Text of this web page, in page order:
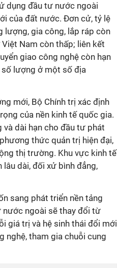
dụng đầu tư nước ngoài
của đất nước. Đơn cử, tỷ lệ
lượng, gia công, lắp ráp còn
Nam còn thấp; liên kết
giao công nghệ còn hạn
lượng ở một số địa
mới, Bộ Chính trị xác định
của nền kinh tế quốc gia.
dài hạn cho đầu tư phát
thức quản trị hiện đại,
thị trường. Khu vực kinh tế
dài, đối xử bình đẳng,
sang phát triển nền tảng
nước ngoài sẽ thay đổi từ
giá trị và hệ sinh thái đổi mới
nghệ, tham gia chuỗi cung